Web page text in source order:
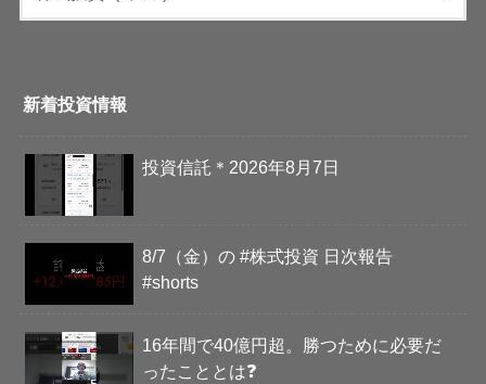
新着投資情報
投資信託＊2026年8月7日
8/7（金）の #株式投資 日次報告
#shorts
16年間で40億円超。勝つために必要だ
ったこととは❓